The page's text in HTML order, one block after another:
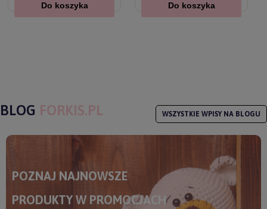
Do koszyka Do koszyka
BLOG FORKIS.PL WSZYSTKIE WPISY NA BLOGU
POZNAJ NAJNOWSZE
PRODUKTY W PROMOCJACH